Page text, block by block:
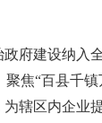
府建设纳入
焦“百县千
为辖区内企业